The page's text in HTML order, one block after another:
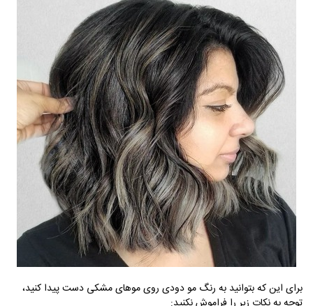
برای این که بتوانید به رنگ مو دودی روی موهای مشکی دست پیدا کنید،